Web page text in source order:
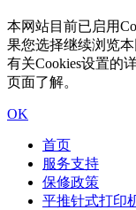
本网站目前已启用
果您选择继续浏览本
有关Cookies设置的
页面了解。
OK
首页
服务支持
保修政策
平推针式打印